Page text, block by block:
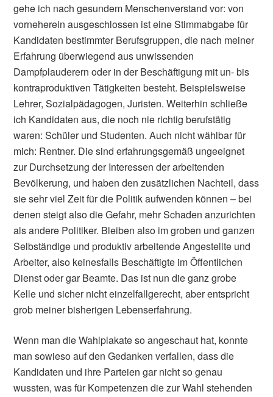
gehe ich nach gesundem Menschenverstand vor: von
vorneherein ausgeschlossen ist eine Stimmabgabe für
Kandidaten bestimmter Berufsgruppen, die nach meiner
Erfahrung überwiegend aus unwissenden
Dampfplauderern oder in der Beschäftigung mit un- bis
kontraproduktiven Tätigkeiten besteht. Beispielsweise
Lehrer, Sozialpädagogen, Juristen. Weiterhin schließe
ich Kandidaten aus, die noch nie richtig berufstätig
waren: Schüler und Studenten. Auch nicht wählbar für
mich: Rentner. Die sind erfahrungsgemäß ungeeignet
zur Durchsetzung der Interessen der arbeitenden
Bevölkerung, und haben den zusätzlichen Nachteil, dass
sie sehr viel Zeit für die Politik aufwenden können – bei
denen steigt also die Gefahr, mehr Schaden anzurichten
als andere Politiker. Bleiben also im groben und ganzen
Selbständige und produktiv arbeitende Angestellte und
Arbeiter, also keinesfalls Beschäftigte im Öffentlichen
Dienst oder gar Beamte. Das ist nun die ganz grobe
Kelle und sicher nicht einzelfallgerecht, aber entspricht
grob meiner bisherigen Lebenserfahrung.
Wenn man die Wahlplakate so angeschaut hat, konnte
man sowieso auf den Gedanken verfallen, dass die
Kandidaten und ihre Parteien gar nicht so genau
wussten, was für Kompetenzen die zur Wahl stehenden